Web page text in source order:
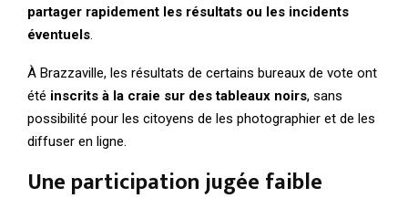
partager rapidement les résultats ou les incidents
éventuels
À Brazzaville, les résultats de certains bureaux de vote ont
été inscrits à la craie sur des tableaux noirs, sans
possibilité pour les citoyens de les photographier et de les
diffuser en ligne.
Une participation jugée faible